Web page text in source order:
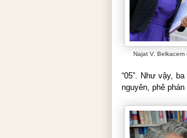
Najat V. Belkacem
“05”. Như vậy,
nguyên, phê